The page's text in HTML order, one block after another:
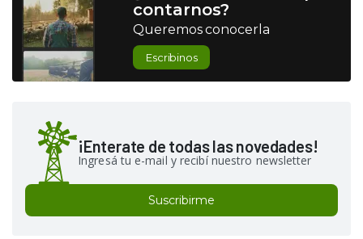
contarnos?
Queremos conocerla
Escribinos
¡Enterate de todas las novedades!
Ingresá tu e-mail y recibí nuestro newsletter
Suscribirme